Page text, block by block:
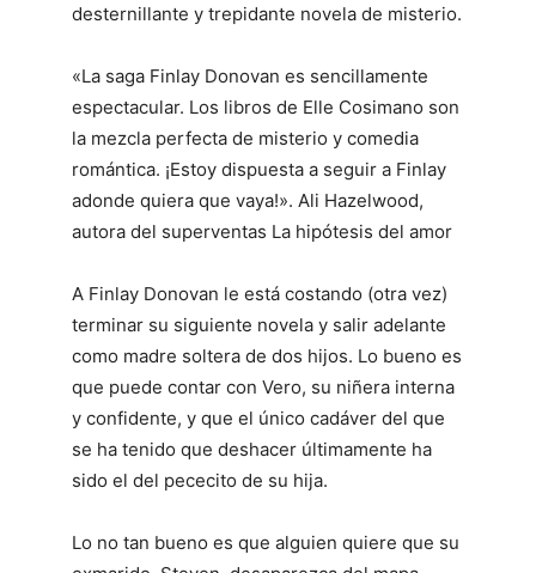
desternillante y trepidante novela de misterio.
«La saga Finlay Donovan es sencillamente
espectacular. Los libros de Elle Cosimano son
la mezcla perfecta de misterio y comedia
romántica. ¡Estoy dispuesta a seguir a Finlay
adonde quiera que vaya!». Ali Hazelwood,
autora del superventas La hipótesis del amor
A Finlay Donovan le está costando (otra vez)
terminar su siguiente novela y salir adelante
como madre soltera de dos hijos. Lo bueno es
que puede contar con Vero, su niñera interna
y confidente, y que el único cadáver del que
se ha tenido que deshacer últimamente ha
sido el del pececito de su hija.
Lo no tan bueno es que alguien quiere que su